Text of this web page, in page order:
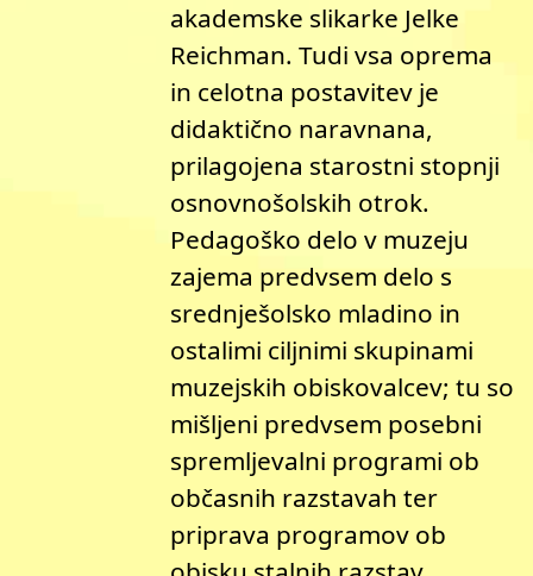
akademske slikarke Jelke
Reichman. Tudi vsa oprema
in celotna postavitev je
didaktično naravnana,
prilagojena starostni stopnji
osnovnošolskih otrok.
Pedagoško delo v muzeju
zajema predvsem delo s
srednješolsko mladino in
ostalimi ciljnimi skupinami
muzejskih obiskovalcev; tu so
mišljeni predvsem posebni
spremljevalni programi ob
občasnih razstavah ter
priprava programov ob